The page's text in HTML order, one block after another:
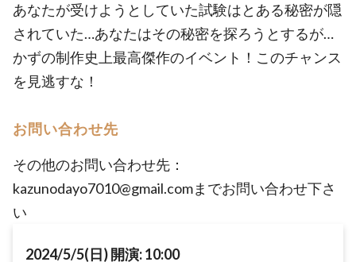
あなたが受けようとしていた試験はとある秘密が隠
されていた…あなたはその秘密を探ろうとするが…
かずの制作史上最高傑作のイベント！このチャンス
を見逃すな！
お問い合わせ先
その他のお問い合わせ先：
kazunodayo7010@gmail.comまでお問い合わせ下さ
い
2024/5/5(日) 開演: 10:00